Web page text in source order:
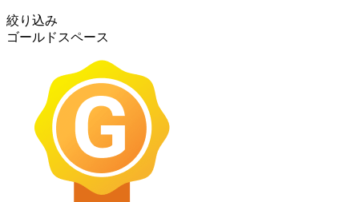
絞り込み
ゴールドスペース